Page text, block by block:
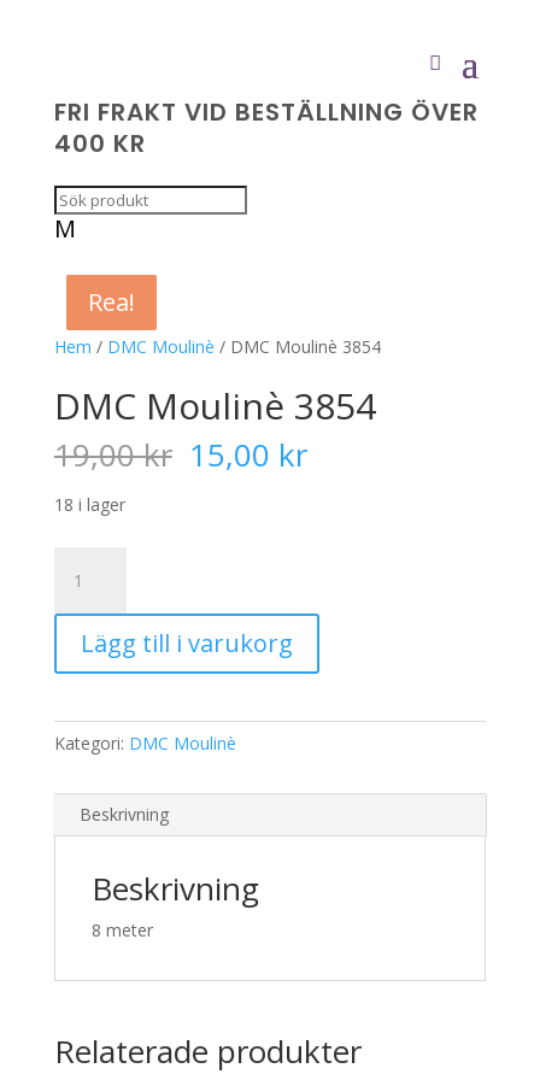
FRI FRAKT VID BESTÄLLNING ÖVER
400 KR
M
Hem / DMC Moulinè / DMC Moulinè 3854
Rea!
DMC Moulinè 3854
19,00kr Det
ursprungliga
15,00 krDet
18 i lager
Moulinè
3854
mängdLägg till i varukorg
Kategori: DMC Moulinè
Beskrivning
Beskrivning
8 meter
Relaterade produkter
Rea!
Rea!
Rea!